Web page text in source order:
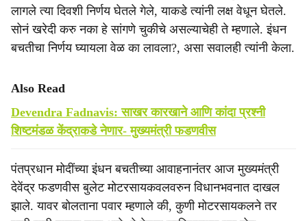
लागले त्या दिवशी निर्णय घेतले गेले, याकडे त्यांनी लक्ष वेधून घेतले.
सोनं खरेदी करु नका हे सांगणे चुकीचे असल्याचेही ते म्हणाले. इंधन
बचतीचा निर्णय घ्यायला वेळ का लावला?, असा सवालही त्यांनी केला.
Also Read
Devendra Fadnavis: साखर कारखाने आणि कांदा प्रश्नी
शिष्टमंडळ केंद्राकडे नेणार- मुख्यमंत्री फडणवीस
पंतप्रधान मोदींच्या इंधन बचतीच्या आवाहनानंतर आज मुख्यमंत्री
देवेंद्र फडणवीस बुलेट मोटरसायकवलवरुन विधानभवनात दाखल
झाले. यावर बोलताना पवार म्हणाले की, कुणी मोटरसायकलने तर